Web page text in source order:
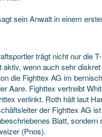
sein Anwalt in einem
trägt nicht nur die
wenn auch sehr
die Fighttex AG im
Aare. Fighttex vertreibt
verlinkt. Roth hält laut
der Fighttex AG
Blatt,
(Pnos).